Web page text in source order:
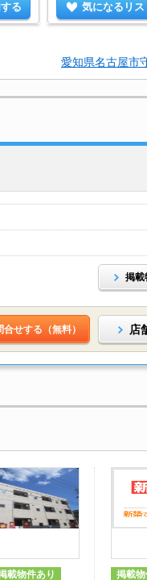
る 気になるリ
愛知県名古屋市
掲載
合せする（無料） 店
載物件あり 掲載物